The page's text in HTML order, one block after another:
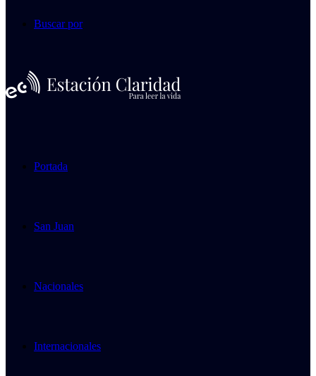
Buscar por
Portada
San Juan
Nacionales
Internacionales